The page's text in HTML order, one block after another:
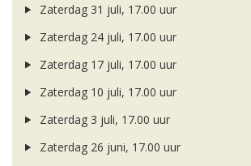
Zaterdag 31 juli, 17.00 uur
Zaterdag 24 juli, 17.00 uur
Zaterdag 17 juli, 17.00 uur
Zaterdag 10 juli, 17.00 uur
Zaterdag 3 juli, 17.00 uur
Zaterdag 26 juni, 17.00 uur